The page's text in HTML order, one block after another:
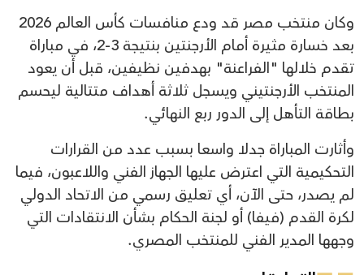
وكان منتخب مصر قد ودع منافسات كأس العالم 2026
بعد خسارة مثيرة أمام الأرجنتين بنتيجة 3-2، في مباراة
تقدم خلالها "الفراعنة" بهدفين نظيفين، قبل أن يعود
المنتخب الأرجنتيني ويسجل ثلاثة أهداف متتالية ليحسم
بطاقة التأهل إلى الدور ربع النهائي.
وأثارت المباراة جدلا واسعا بسبب عدد من القرارات
التحكيمية التي اعترض عليها الجهاز الفني واللاعبون، فيما
لم يصدر، حتى الآن، أي تعليق رسمي من الاتحاد الدولي
لكرة القدم (فيفا) أو لجنة الحكام بشأن الانتقادات التي
وجهها المدير الفني للمنتخب المصري.